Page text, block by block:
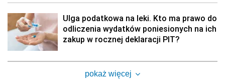
Ulga podatkowa na leki. Kto ma prawo do
odliczenia wydatków poniesionych na ich
zakup w rocznej deklaracji PIT?
pokaż więcej